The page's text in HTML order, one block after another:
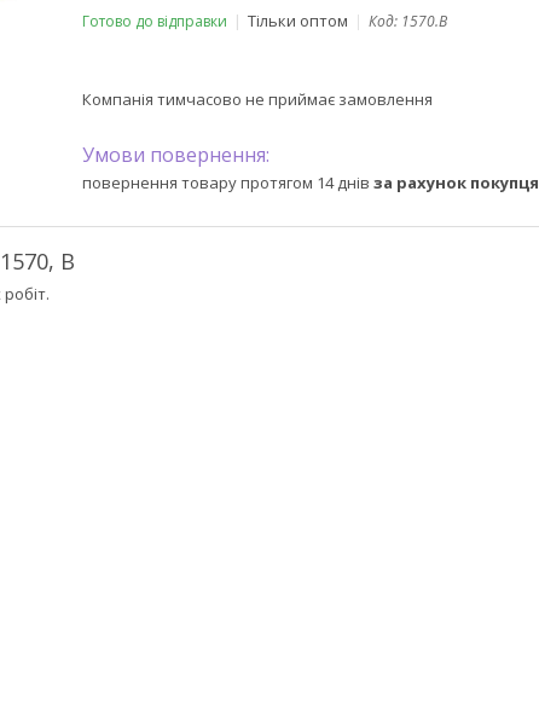
Готово до відправки Тільки оптом Код: 1570.B
Компанія тимчасово не приймає замовлення
повернення товару протягом 14 днів за рахунок покупця
В